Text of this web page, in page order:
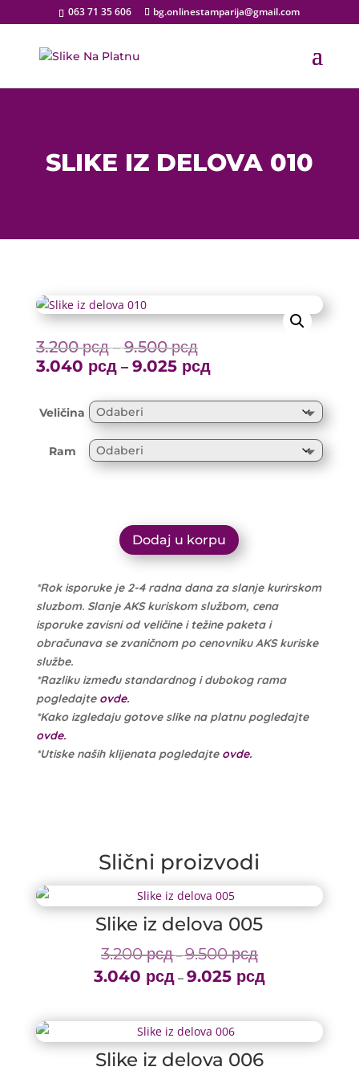
063 71 35 606 bg.onlinestamparija@gmail.com
SLIKE IZ DELOVA 010
3.200рсд – 9.500рсдPrice
range:
through
9.500 рсд
3.040 рсд – 9.025 рсд
3.040 рсд
through
9.025 рсд
Veličina
Ram
Dodaj u korpu
*Rok isporuke je 2-4 radna dana za slanje kurirskom
sluzbom. Slanje AKS kuriskom službom, cena
isporuke zavisni od veličine i težine paketa i
obračunava se zvaničnom po cenovniku AKS kuriske
službe.
*Razliku između standardnog i dubokog rama
pogledajte ovde.
*Kako izgledaju gotove slike na platnu pogledajte
ovde.
*Utiske naših klijenata pogledajte ovde.
Slični proizvodi
Slike iz delova 005
3.200рсд – 9.500рсдPrice
range:
3.040 рсд – 9.025 рсд
Slike iz delova 006